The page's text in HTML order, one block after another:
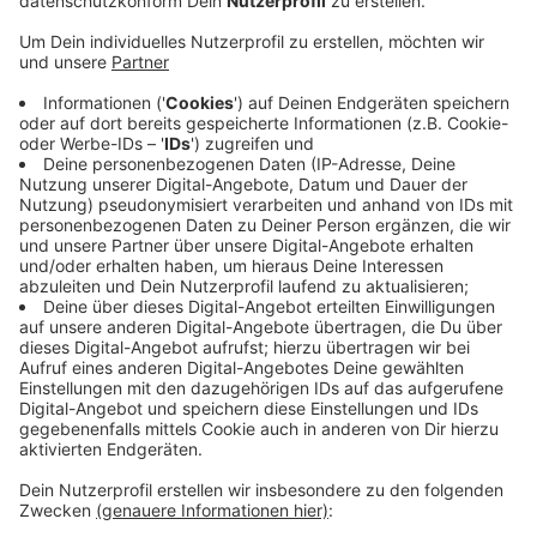
Veröffentlicht: Dienstag, 26.09.2023 13:05
Keine Anmeldung nötig
Anzeige
Außerdem gibt es Informationen über
Fördermöglichkeiten und die Planung einer neuen
Heizunganlage. Die kostenlose Veranstaltung beginnt
um 18 Uhr im Rathaus. Eine Anmeldung ist nach
Angaben der Stadt Vreden nicht nötig.
Anzeige